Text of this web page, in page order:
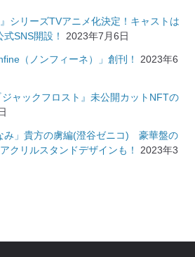
シリーズTVアニメ化決定！キャストは
SNS開設！
2023年7月6日
（ノンフィーネ）」創刊！
2023年6
ャックフロスト』未公開カットNFTの
み」貴方の虜編(澄谷ゼニコ) 豪華盤の
クリルスタンドデザインも！
2023年3